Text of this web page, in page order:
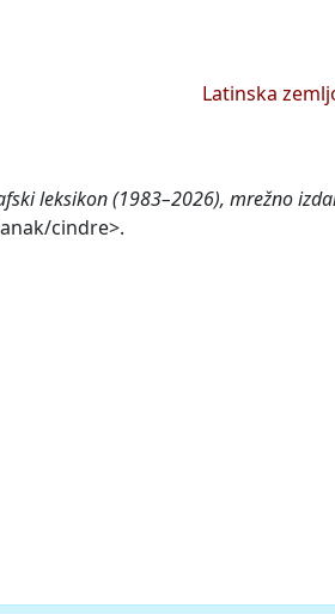
Latinska
leksikon (1983–2026), mrežno
cindre>.